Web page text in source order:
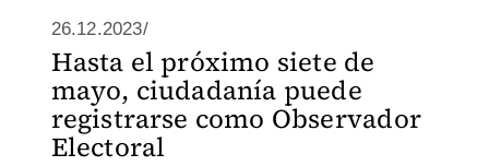
26.12.2023/
Hasta el próximo siete de
mayo, ciudadanía puede
registrarse como Observador
Electoral